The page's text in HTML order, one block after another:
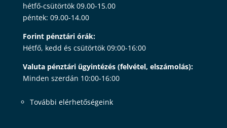
hétfő-csütörtök 09.00-15.00
péntek: 09.00-14.00
Forint pénztári órák:
Hétfő, kedd és csütörtök 09:00-16:00
Valuta pénztári ügyintézés (felvétel, elszámolás):
Minden szerdán 10:00-16:00
További elérhetőségeink